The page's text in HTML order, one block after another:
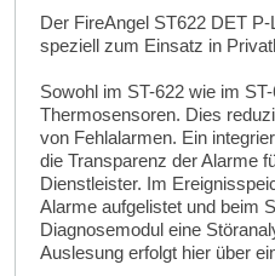
Der FireAngel ST622 DET
speziell zum Einsatz in
Sowohl im ST-622 wie im
Thermosensoren. Dies
von Fehlalarmen. Ein
die Transparenz der Alarme
Dienstleister. Im
Alarme aufgelistet und beim
Diagnosemodul eine
Auslesung erfolgt hier über